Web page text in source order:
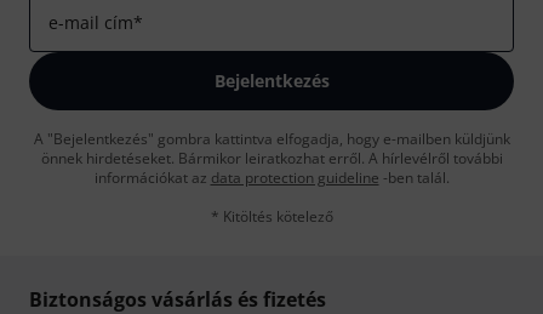
e-mail cím*
Bejelentkezés
A "Bejelentkezés" gombra kattintva elfogadja, hogy e-mailben küldjünk
önnek hirdetéseket. Bármikor leiratkozhat erről. A hírlevélről további
információkat az data protection guideline -ben talál.
* Kitöltés kötelező
Biztonságos vásárlás és fizetés